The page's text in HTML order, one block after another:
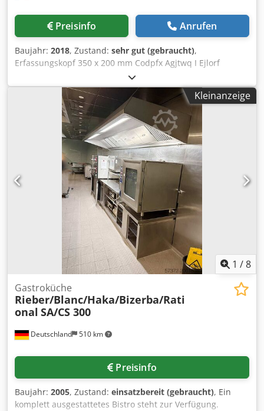
Preisinfo Anrufen
Baujahr: 2018, Zustand: sehr gut (gebraucht),
Erfassungskopf 350 x 200 mm Codpfx Agjtwq I Ejlorf
Nutzbare Höhe 145 mm Intralox-Band 1350 x 300 mm Mit
Auswurf fehlerhafter Produkte in geschlossenem Behälter
Baujahr 2018
Kleinanzeige
1 /8
Deutschland 510 km
Gastroküche
Rieber/Blanc/Haka/Bizerba/Rati
onal SA/CS 300
Preisinfo
Baujahr: 2005, Zustand: einsatzbereit (gebraucht), Ein
komplett ausgestattetes Bistro steht zur Verfügung.